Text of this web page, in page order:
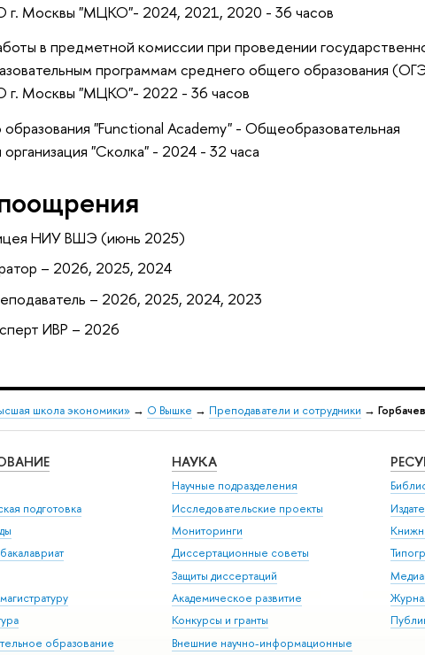
г. Москвы "МЦКО"- 2024, 2021, 2020 - 36 часов
в предметной комиссии при проведении
программам среднего общего образования
г. Москвы "МЦКО"- 2022 - 36 часов
"Functional Academy" - Общеобразовательная
"Сколка" - 2024 - 32 часа
НИУ ВШЭ (июнь 2025)
– 2026, 2025, 2024
– 2026, 2025, 2024, 2023
ИВР – 2026
школа экономики» → О Вышке → Преподаватели и сотрудники →
подготовка
образование
НАУКА
Научные подразделения
Исследовательские проекты
Мониторинги
Диссертационные советы
Защиты диссертаций
Академическое развитие
Конкурсы и гранты
Внешние научно-информационные